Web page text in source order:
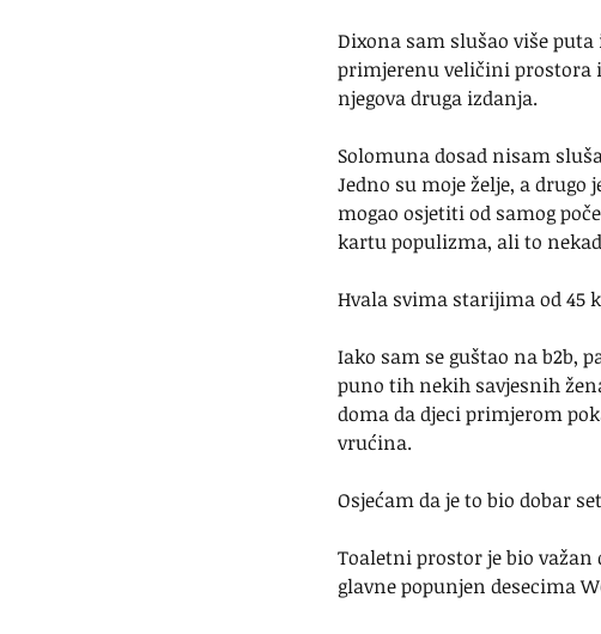
Dixona sam slušao više
primjerenu veličini prostora
njegova druga izdanja.
Solomuna dosad nisam
Jedno su moje želje, a drugo
mogao osjetiti od samog
kartu populizma, ali to
Hvala svima starijima od 45
Iako sam se guštao na b2b,
puno tih nekih savjesnih
doma da djeci primjerom
vrućina.
Osjećam da je to bio dobar
Toaletni prostor je bio
glavne popunjen desecima